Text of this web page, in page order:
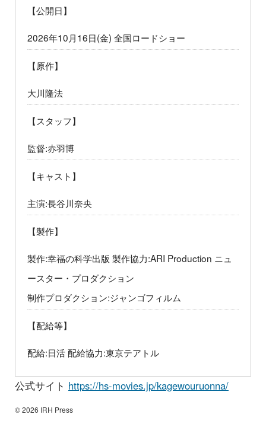
【公開日】
2026年10月16日(金) 全国ロードショー
【原作】
大川隆法
【スタッフ】
監督:赤羽博
【キャスト】
主演:長谷川奈央
【製作】
製作:幸福の科学出版 製作協力:ARI Production ニュ
ースター・プロダクション
制作プロダクション:ジャンゴフィルム
【配給等】
配給:日活 配給協力:東京テアトル
公式サイト https://hs-movies.jp/kagewouruonna/
© 2026 IRH Press